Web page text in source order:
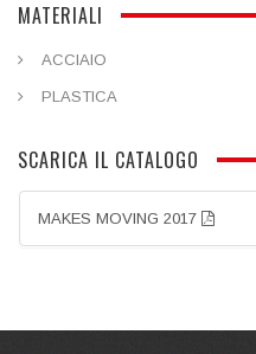
MATERIALI
ACCIAIO
PLASTICA
SCARICA IL CATALOGO
MAKES MOVING 2017